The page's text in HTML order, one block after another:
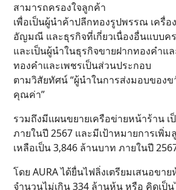
สามารถครองใจลูกค้า
เพื่อเป็นผู้นำค้าปลีกทองรูปพรรณ เครื่อ
อัญมณี และธุรกิจที่เกี่ยวเนื่องอื่นแบบค
และเป็นผู้นำในธุรกิจขายฝากทองคำแ
ทองคำและเพชรเป็นส่วนประกอบ
ตามวิสัยทัศน์ “ผู้นำในการส่งมอบของ
คุณค่า”
รวมถึงมีแผนขยายเครือข่ายหน้าร้าน เ
ภายในปี 2567 และมีเป้าหมายการเพิ่
เหลือเป็น 3,846 ล้านบาท ภายในปี
โดย AURA ได้ยื่นไฟลิ่งเตรียมเสนอขาย
จำนวนไม่เกิน 334 ล้านหุ้น หรือ คิดเป็น